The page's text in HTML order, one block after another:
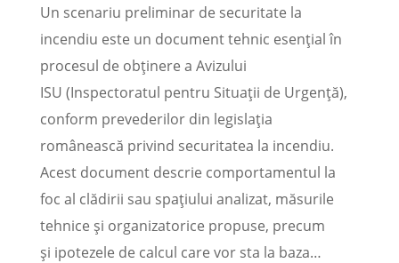
Un scenariu preliminar de securitate la
incendiu este un document tehnic esențial în
procesul de obținere a Avizului
ISU (Inspectoratul pentru Situații de Urgență),
conform prevederilor din legislația
românească privind securitatea la incendiu.
Acest document descrie comportamentul la
foc al clădirii sau spațiului analizat, măsurile
tehnice și organizatorice propuse, precum
și ipotezele de calcul care vor sta la baza…